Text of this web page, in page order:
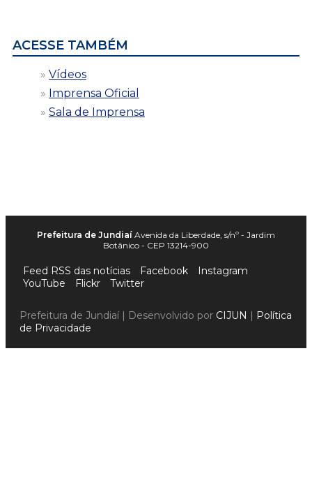
ACESSE TAMBÉM
Vídeos
Imprensa Oficial
Sala de Imprensa
Prefeitura de Jundiaí Avenida da Liberdade, s/nº - Jardim
Botânico - CEP 13214-900
Feed RSS das notícias Facebook
Instagram
YouTube
Flickr Twitter
Prefeitura de Jundiaí | Desenvolvido por CIJUN | Política
de Privacidade